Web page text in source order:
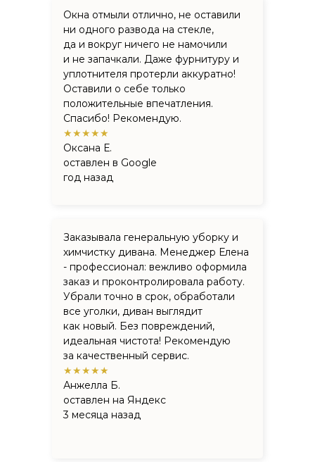
Заказывала генеральную уборку и
химчистку дивана. Менеджер Елена
- профессионал: вежливо оформила
заказ и проконтролировала работу.
Убрали точно в срок, обработали
все уголки, диван выглядит
как новый. Без повреждений,
идеальная чистота! Рекомендую
за качественный сервис.
★★★★★
Анжелла Б.
оставлен на Яндекс
3 месяца назад
Окна отмыли отлично, не оставили
ни одного развода на стекле,
да и вокруг ничего не намочили
и не запачкали. Даже фурнитуру и
уплотнителя протерли аккуратно!
Оставили о себе только
положительные впечатления.
Спасибо! Рекомендую.
★★★★★
Оксана Е.
оставлен в Google
год назад